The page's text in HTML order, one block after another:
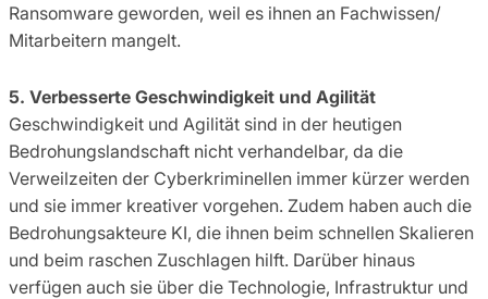
Ransomware geworden, weil es ihnen an Fachwissen/
Mitarbeitern mangelt.
5. Verbesserte Geschwindigkeit und Agilität
Geschwindigkeit und Agilität sind in der heutigen
Bedrohungslandschaft nicht verhandelbar, da die
Verweilzeiten der Cyberkriminellen immer kürzer werden
und sie immer kreativer vorgehen. Zudem haben auch die
Bedrohungsakteure KI, die ihnen beim schnellen Skalieren
und beim raschen Zuschlagen hilft. Darüber hinaus
verfügen auch sie über die Technologie, Infrastruktur und